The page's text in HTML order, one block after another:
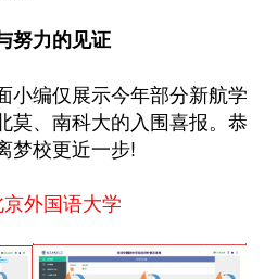
力的见证
编仅展示今年部分新航学
莫、南科大的入围喜报。恭
梦校更近一步!
外国语大学